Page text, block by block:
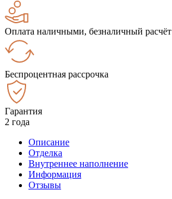
Оплата наличными, безналичный расчёт
Беспроцентная рассрочка
Гарантия
2 года
Описание
Отделка
Внутреннее наполнение
Информация
Отзывы